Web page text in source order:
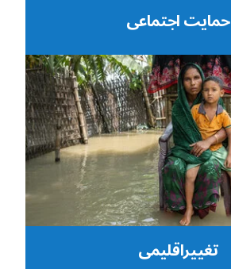
حمایت اجتماعی
تغییراقلیمی